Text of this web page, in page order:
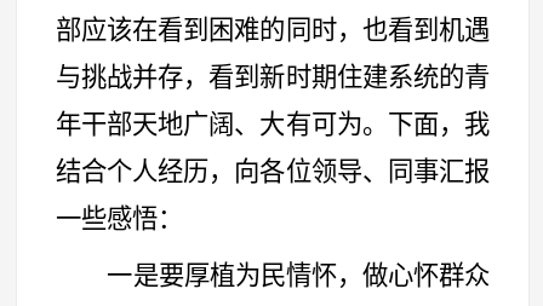
部应该在看到困难的同时，也看到机遇
与挑战并存，看到新时期住建系统的青
年干部天地广阔、大有可为。下面，我
结合个人经历，向各位领导、同事汇报
一些感悟：
一是要厚植为民情怀，做心怀群众